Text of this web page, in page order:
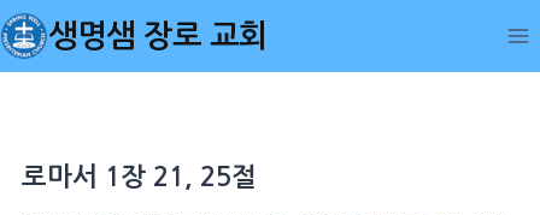
Skip
to
content
생명샘 장로 교회
로마서 1장 21, 25절